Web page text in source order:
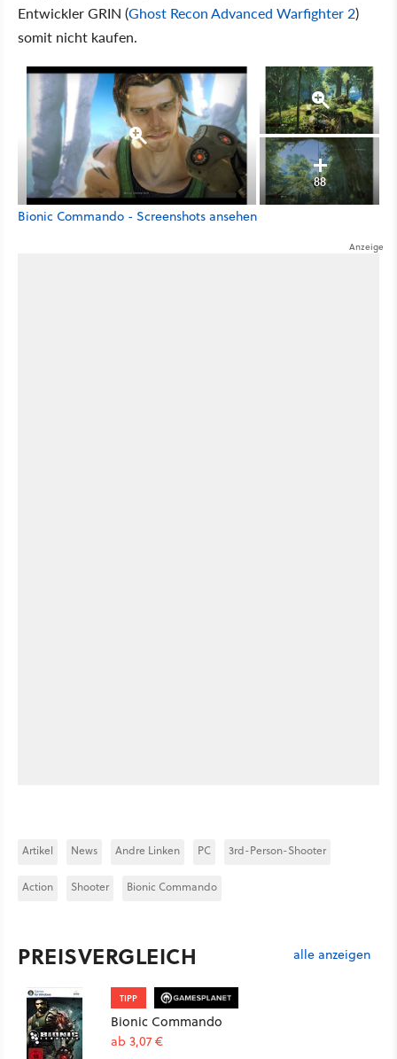
Entwickler GRIN (Ghost Recon Advanced Warfighter 2)
somit nicht kaufen.
88
Bionic Commando - Screenshots ansehen
Artikel News Andre Linken PC 3rd-Person-Shooter
Action Shooter Bionic Commando
PREISVERGLEICH alle anzeigen
TIPP
Bionic Commando
ab 3,07 €